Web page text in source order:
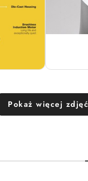
Pokaż więcej zdjęć